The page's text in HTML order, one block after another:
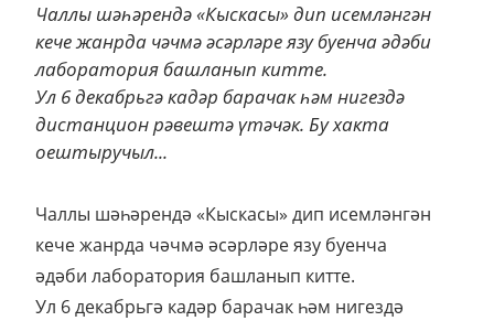
Чаллы шәһәрендә «Кыскасы» дип исемләнгән
кече жанрда чәчмә әсәрләре язу буенча әдәби
лаборатория башланып китте.
Ул 6 декабрьгә кадәр барачак һәм нигездә
дистанцион рәвештә үтәчәк. Бу хакта
оештыручыл...
Чаллы шәһәрендә «Кыскасы» дип исемләнгән
кече жанрда чәчмә әсәрләре язу буенча
әдәби лаборатория башланып китте.
Ул 6 декабрьгә кадәр барачак һәм нигездә